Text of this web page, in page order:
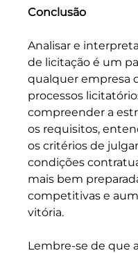
Conclusão
Analisar e
de licitação é um
qualquer empresa
processos
compreender a
os requisitos,
os critérios de
condições
mais bem
competitivas e
vitória.
Lembre-se de que